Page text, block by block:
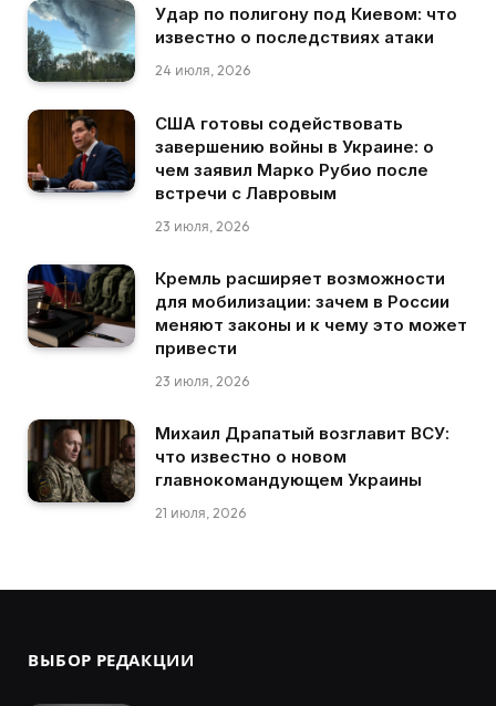
Удар по полигону под Киевом: что
известно о последствиях атаки
24 июля, 2026
США готовы содействовать
завершению войны в Украине: о
чем заявил Марко Рубио после
встречи с Лавровым
23 июля, 2026
Кремль расширяет возможности
для мобилизации: зачем в России
меняют законы и к чему это может
привести
23 июля, 2026
Михаил Драпатый возглавит ВСУ:
что известно о новом
главнокомандующем Украины
21 июля, 2026
ВЫБОР РЕДАКЦИИ